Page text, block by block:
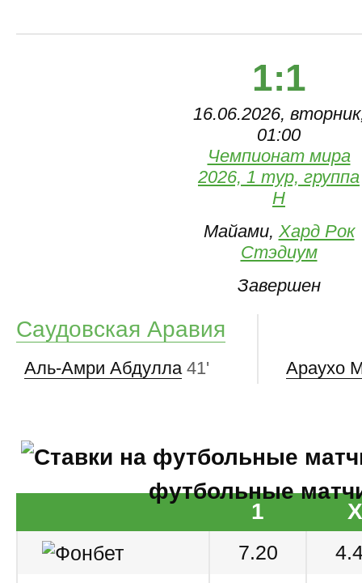
1:1
16.06.2026,
01:00
Чемпионат мира
2026, 1 тур, группа
H
Майами, Хард Рок
Стэдиум
Завершен
Саудовская Аравия
Аль-Амри Абдулла41' Араухо
футбольные
1
X
7.20